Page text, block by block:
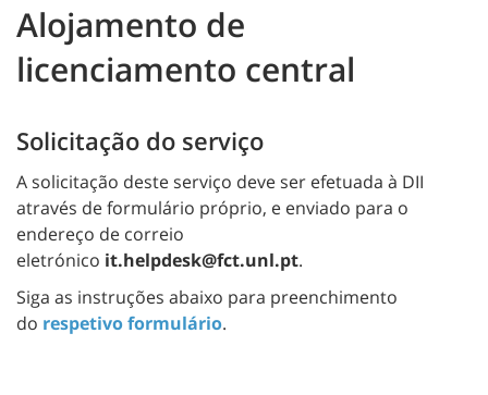
Alojamento de
licenciamento central
Solicitação do serviço
A solicitação deste serviço deve ser efetuada à DII
através de formulário próprio, e enviado para o
endereço de correio
eletrónico it.helpdesk@fct.unl.pt.
Siga as instruções abaixo para preenchimento
do respetivo formulário.